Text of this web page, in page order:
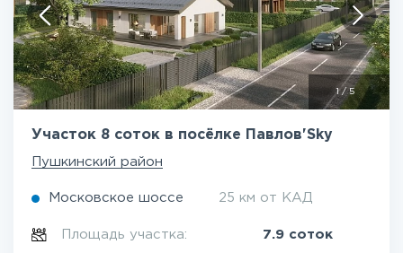
1/5
Участок 8 соток в посёлке Павлов'Sky
Пушкинский район
Московское шоссе 25 км от КАД
Площадь участка: 7.9 соток